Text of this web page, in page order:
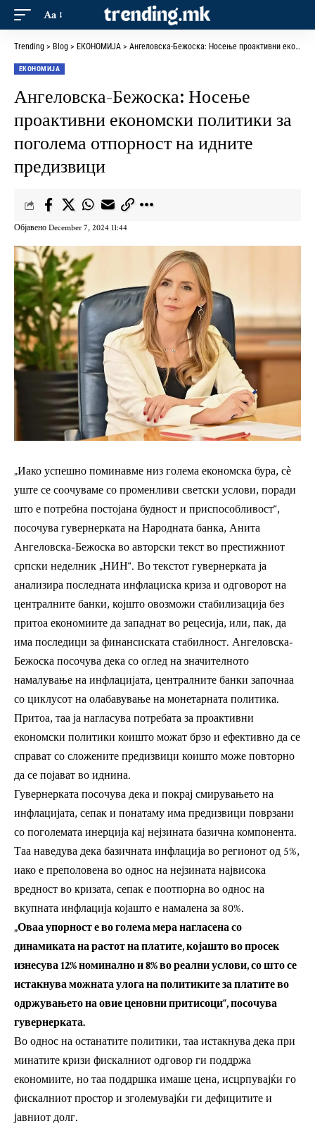
Aa
Trending > Blog > ЕКОНОМИЈА > Ангеловска-Бежоска: Носење проактивни економски политики за поголема отпорност на идните предизвици
ЕКОНОМИЈА
Ангеловска-Бежоска: Носење
проактивни економски политики за
поголема отпорност на идните
предизвици
Објавено December 7, 2024 11:44
„Иако успешно поминавме низ голема економска бура, сѐ
уште се соочуваме со променливи светски услови, поради
што е потребна постојана будност и приспособливост“,
посочува гувернерката на Народната банка, Анита
Ангеловска-Бежоска во авторски текст во престижниот
српски неделник „НИН“. Во текстот гувернерката ја
анализира последната инфлациска криза и одговорот на
централните банки, којшто овозможи стабилизација без
притоа економиите да западнат во рецесија, или, пак, да
има последици за финансиската стабилност. Ангеловска-
Бежоска посочува дека со оглед на значителното
намалување на инфлацијата, централните банки започнаа
со циклусот на олабавување на монетарната политика.
Притоа, таа ја нагласува потребата за проактивни
економски политики коишто можат брзо и ефективно да се
справат со сложените предизвици коишто може повторно
да се појават во иднина.
Гувернерката посочува дека и покрај смирувањето на
инфлацијата, сепак и понатаму има предизвици поврзани
со поголемата инерција кај нејзината базична компонента.
Таа наведува дека базичната инфлација во регионот од 5%,
иако е преполовена во однос на нејзината највисока
вредност во кризата, сепак е поотпорна во однос на
вкупната инфлација којашто е намалена за 80%.
„Оваа упорност е во голема мера нагласена со
динамиката на растот на платите, којашто во просек
изнесува 12% номинално и 8% во реални услови, со што се
истакнува можната улога на политиките за платите во
одржувањето на овие ценовни притисоци“, посочува
гувернерката.
Во однос на останатите политики, таа истакнува дека при
минатите кризи фискалниот одговор ги поддржа
економиите, но таа поддршка имаше цена, исцрпувајќи го
фискалниот простор и зголемувајќи ги дефицитите и
јавниот долг.